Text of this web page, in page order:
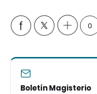
0
Boletín Magisterio